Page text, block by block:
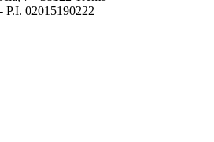
P.I. 02015190222